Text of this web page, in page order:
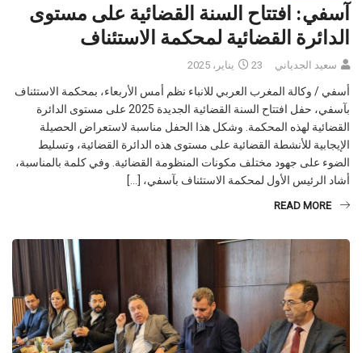
آسفي: افتتاح السنة القضائية على مستوى
الدائرة القضائية لمحكمة الاستئناف
سعيد الجدياني 23 يناير، 2025
أسفي / وكالة المغرب العربي للانباء نظم أمس الأربعاء، بمحكمة الاستئناف
بآسفي، حفل افتتاح السنة القضائية الجديدة 2025 على مستوى الدائرة
القضائية لهذه المحكمة. وشكل هذا الحفل مناسبة لاستعراض الحصيلة
الإيجابية للأنشطة القضائية على مستوى هذه الدائرة القضائية، وتسليط
الضوء على جهود مختلف مكونات المنظومة القضائية. وفي كلمة بالمناسبة،
أشاد الرئيس الأول لمحكمة الاستئناف بآسفي، […]
READ MORE